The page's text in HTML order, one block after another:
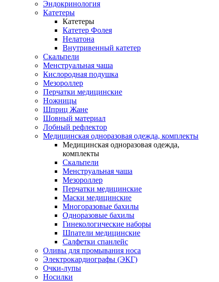
Эндокринология
Катетеры
Катетеры
Катетер Фолея
Нелатона
Внутривенный катетер
Скальпели
Менструальная чаша
Кислородная подушка
Мезороллер
Перчатки медицинские
Ножницы
Шприц Жане
Шовный материал
Лобный рефлектор
Медицинская одноразовая одежда, комплекты
Медицинская одноразовая одежда,
комплекты
Скальпели
Менструальная чаша
Мезороллер
Перчатки медицинские
Маски медицинские
Многоразовые бахилы
Одноразовые бахилы
Гинекологические наборы
Шпатели медицинские
Салфетки спанлейс
Оливы для промывания носа
Электрокардиографы (ЭКГ)
Очки-лупы
Носилки